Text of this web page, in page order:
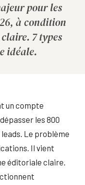
pour les
à condition
7 types
idéale.
un compte
les 800
Le problème
Il vient
éditoriale claire.